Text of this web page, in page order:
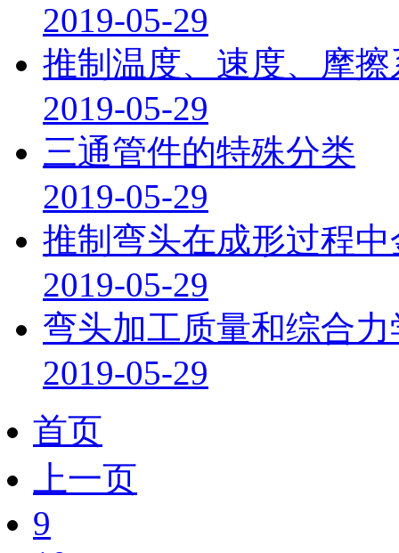
2019-05-29
推制温度、速度、摩
2019-05-29
三通管件的特殊分类
2019-05-29
推制弯头在成形过程
2019-05-29
弯头加工质量和综合
2019-05-29
首页
上一页
9